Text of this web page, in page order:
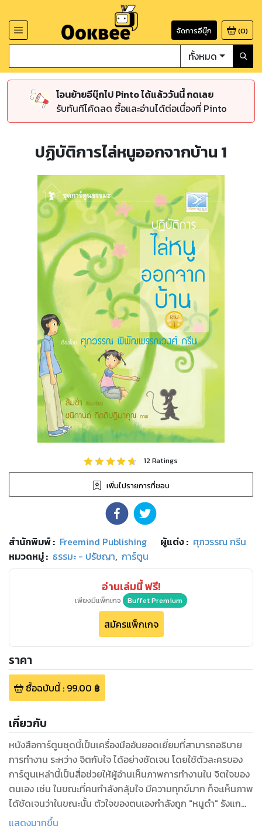
จัดการอีบุ๊ก (0)
ทั้งหมด
โอนย้ายอีบุ๊กไป Pinto ได้แล้ววันนี้ กดเลย
รับทันทีโค้ดลด ซื้อและอ่านได้ต่อเนื่องที่ Pinto
ปฏิบัติการไล่หนูออกจากบ้าน 1
12Ratings
เพิ่มไปรายการที่ชอบ
สำนักพิมพ์: Freemind Publishing ผู้แต่ง : ศุภวรรณ กรีน
หมวดหมู่: ธรรมะ - ปรัชญา, การ์ตูน
อ่านเล่มนี้ ฟรี!
เพียงมีแพ็กเกจ Buffet Premium
สมัครแพ็กเกจ
ราคา
ซื้อฉบับนี้: 99.00 ฿
เกี่ยวกับ
หนังสือการ์ตูนชุดนี้เป็นเครื่องมืออันยอดเยี่ยมที่สามารถอธิบาย
การทำงาน ระหว่าง จิตกับใจ ได้อย่างชัดเจน โดยใช้ตัวละครของ
การ์ตูนเหล่านี้เป็นสื่อช่วยให้ผู้อ่านเห็นภาพการทำงานใน จิตใจของ
ตนเอง เช่น ในขณะที่คนกำลังกลุ้มใจ มีความทุกข์มาก ก็จะเห็นภาพ
ได้ชัดเจนว่าในขณะนั้น ตัวใจของตนเองกำลังถูก "หนูดำ" รังแก
ทุบตี ทิ่มแทง อย่างไร
แสดงมากขึ้น